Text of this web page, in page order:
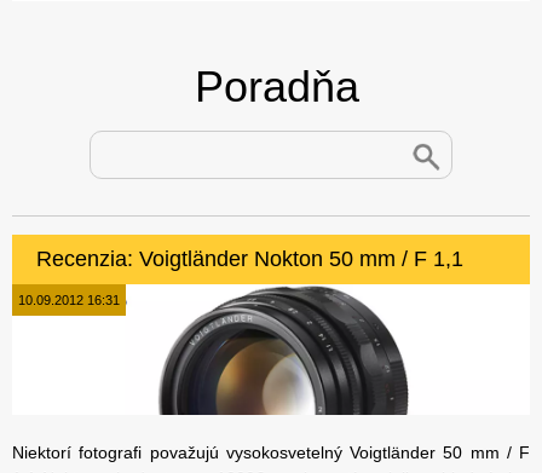
Poradňa
Recenzia: Voigtländer Nokton 50 mm / F 1,1
10.09.2012 16:31
Niektorí fotografi považujú vysokosvetelný Voigtländer 50 mm / F